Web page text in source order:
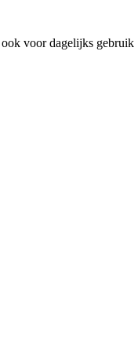
voor dagelijks gebruik